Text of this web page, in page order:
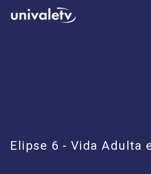
conteúdo
Elipse 6 - Vida Adulta